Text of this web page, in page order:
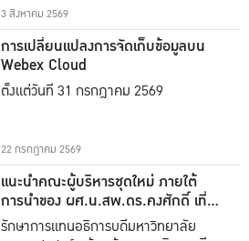
3 สิงหาคม 2569
การเปลี่ยนแปลงการจัดเก็บข้อมูลบน
Webex Cloud
ตั้งแต่วันที่ 31 กรกฎาคม 2569
22 กรกฎาคม 2569
แนะนำคณะผู้บริหารชุดใหม่ ภายใต้
การนำของ ผศ.น.สพ.ดร.คงศักดิ์ เที่ยง
ธรรม
รักษาการแทนอธิการบดีมหาวิทยาลัย